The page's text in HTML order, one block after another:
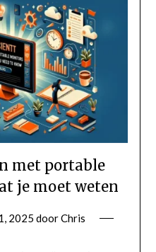
met portable
je moet weten
2025 doorChris